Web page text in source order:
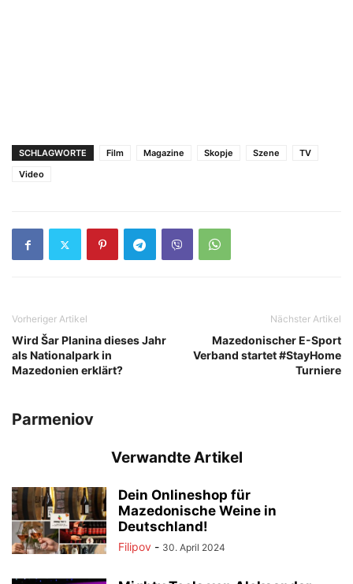
SCHLAGWORTE Film Magazinе Skopje Szene
TV
Video
Vorheriger Artikel
Wird Šar Planina dieses Jahr
als Nationalpark in
Mazedonien erklärt?
Nächster Artikel
Mazedonischer E-Sport
Verband startet #StayHome
Turniere
Parmeniov
Verwandte Artikel
Dein Onlineshop für
Mazedonische Weine in
Deutschland!
Filipov - 30. April 2024